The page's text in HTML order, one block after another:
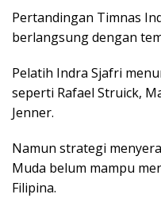
Pertandingan Timnas
berlangsung dengan
Pelatih Indra Sjafri
seperti Rafael Struick,
Jenner.
Namun strategi
Muda belum mampu
Filipina.